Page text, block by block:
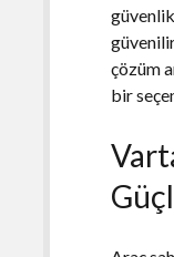
çözüm
bir